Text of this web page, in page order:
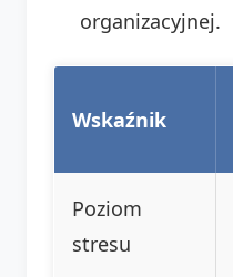
organizacyjnej.
Wskaźnik
Poziom
stresu